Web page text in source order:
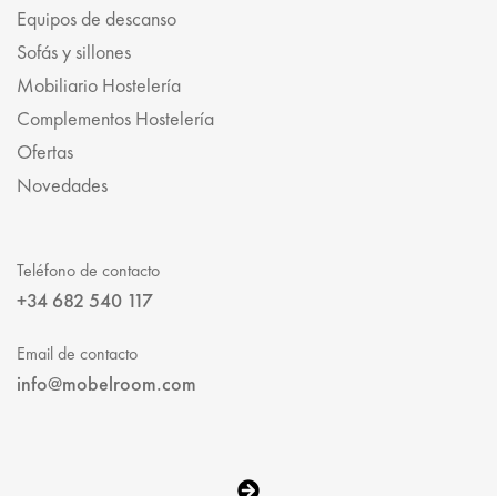
Equipos de descanso
Sofás y sillones
Mobiliario Hostelería
Complementos Hostelería
Ofertas
Novedades
Teléfono de contacto
+34 682 540 117
Email de contacto
info@mobelroom.com